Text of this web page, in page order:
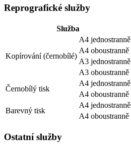
Reprografické služby
Služba
Kopírování (černobílé)
A4 jednostranně
A4 oboustranně
A3 jednostranně
A3 oboustranně
Černobílý tisk
A4 jednostranně
A4 oboustranně
Barevný tisk
A4 jednostranně
A4 oboustranně
Ostatní služby